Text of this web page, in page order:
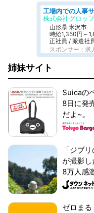
株式会社グロッ
山形県 米沢市
時給1,350円～
正社員 / 派遣社
スポンサー：求
姉妹サイト
Suicaの
8日に発
だよ~。
「ジブ
が撮影
8万人感
ゼロまる